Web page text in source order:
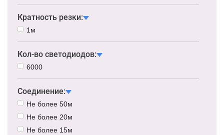
Кратность резки:
1м
Кол-во светодиодов:
6000
Соединение:
Не более 50м
Не более 20м
Не более 15м